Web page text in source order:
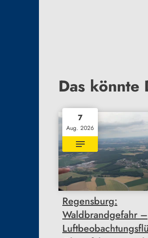
Das könnte
7
Aug. 2026
Regensburg:
Waldbrandgefahr –